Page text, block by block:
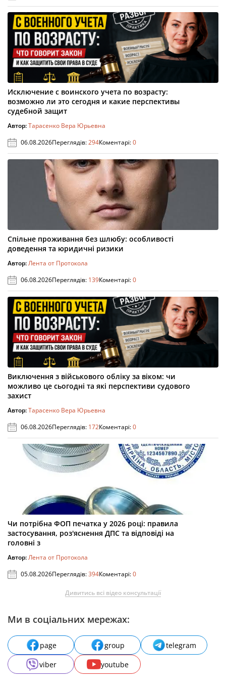
Исключение с воинского учета по возрасту:
возможно ли это сегодня и какие перспективы
судебной защит
Автор:Тарасенко Вера Юрьевна
06.08.2026Переглядів:294Коментарі:0
Спільне проживання без шлюбу: особливості
доведення та юридичні ризики
Автор:Лента от Протокола
06.08.2026Переглядів: 139Коментарі:0
Виключення з військового обліку за віком: чи
можливо це сьогодні та які перспективи судового
захист
Автор:Тарасенко Вера Юрьевна
06.08.2026Переглядів: 172Коментарі:0
Чи потрібна ФОП печатка у 2026 році: правила
застосування, роз'яснення ДПС та відповіді на
головні з
Автор:Лента от Протокола
05.08.2026Переглядів:394Коментарі:0
Дивитись всі відео консультації
Ми в соціальних мережах:
page group
telegram
viber
youtube